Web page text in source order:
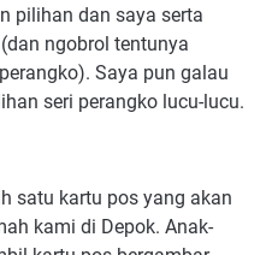
pilihan dan saya serta
ngobrol tentunya
Saya pun galau
seri perangko lucu-lucu.
satu kartu pos yang akan
kami di Depok. Anak-